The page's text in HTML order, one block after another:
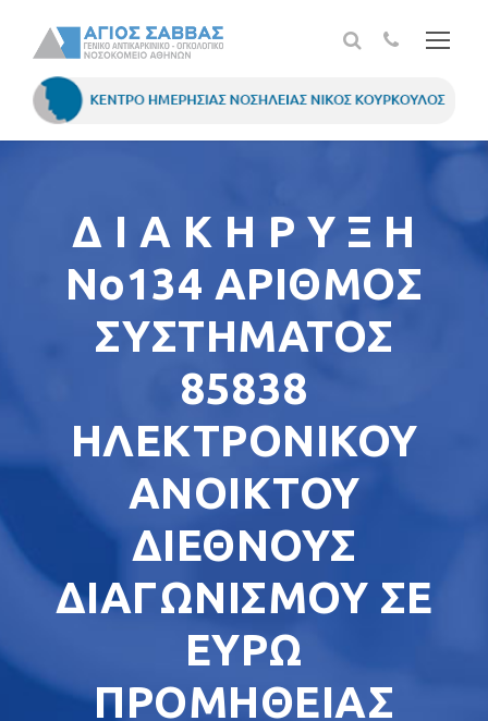
Δ Ι Α Κ Η Ρ Υ Ξ Η
Νο134 ΑΡΙΘΜΟΣ
ΣΥΣΤΗΜΑΤΟΣ
85838
ΗΛΕΚΤΡΟΝΙΚΟΥ
ΑΝΟΙΚΤΟΥ
ΔΙΕΘΝΟΥΣ
ΔΙΑΓΩΝΙΣΜΟΥ ΣΕ
ΕΥΡΩ
ΠΡΟΜΗΘΕΙΑΣ